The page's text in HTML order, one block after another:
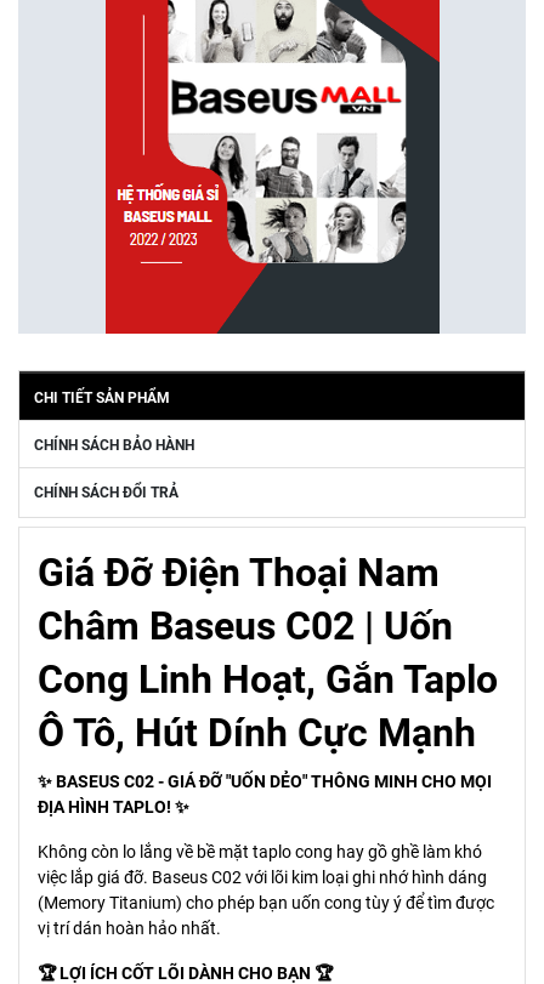
CHI TIẾT SẢN PHẨM
CHÍNH SÁCH BẢO HÀNH
CHÍNH SÁCH ĐỔI TRẢ
Giá Đỡ Điện Thoại Nam
Châm Baseus C02 | Uốn
Cong Linh Hoạt, Gắn Taplo
Ô Tô, Hút Dính Cực Mạnh
✨ BASEUS C02 - GIÁ ĐỠ "UỐN DẺO" THÔNG MINH CHO MỌI
ĐỊA HÌNH TAPLO! ✨
Không còn lo lắng về bề mặt taplo cong hay gồ ghề làm khó
việc lắp giá đỡ. Baseus C02 với lõi kim loại ghi nhớ hình dáng
(Memory Titanium) cho phép bạn uốn cong tùy ý để tìm được
vị trí dán hoàn hảo nhất.
🏆 LỢI ÍCH CỐT LÕI DÀNH CHO BẠN 🏆